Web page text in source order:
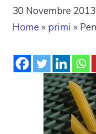
30 Novembre 2013
Home » primi »